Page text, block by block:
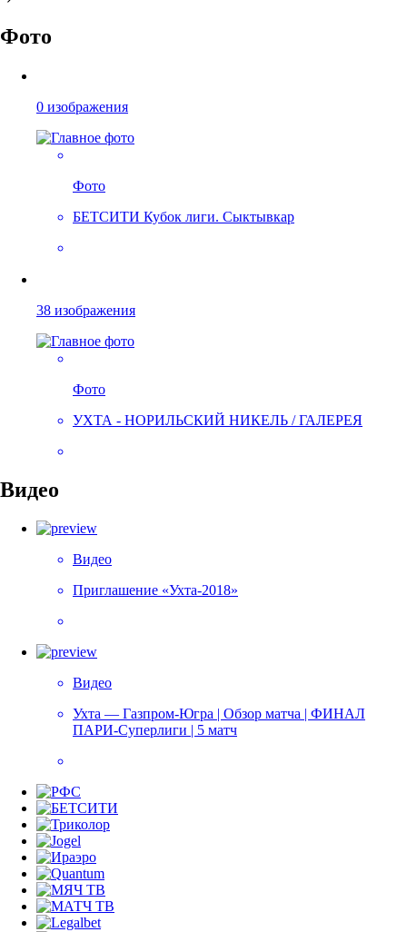
Фото
0 изображения
Фото
БЕТСИТИ Кубок лиги. Сыктывкар
38 изображения
Фото
УХТА - НОРИЛЬСКИЙ НИКЕЛЬ / ГАЛЕРЕЯ
Видео
Видео
Приглашение «Ухта-2018»
Видео
Ухта — Газпром-Югра | Обзор матча | ФИНАЛ
ПАРИ-Суперлиги | 5 матч